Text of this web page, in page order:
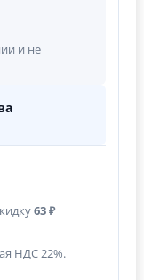
и не
63 ₽
НДС 22%.